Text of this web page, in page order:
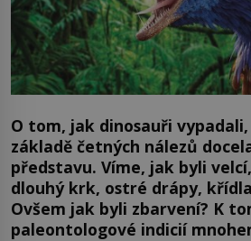
O tom, jak dinosauři
základě četných nálezů
představu. Víme, jak byli
dlouhý krk, ostré drápy,
Ovšem jak byli zbarvení? K
paleontologové indicií